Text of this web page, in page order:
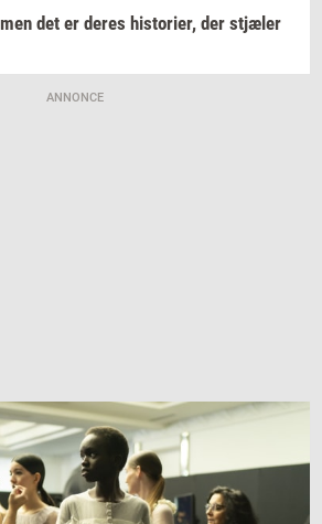
det er deres hi­sto­ri­er, der stjæ­ler
ANNONCE